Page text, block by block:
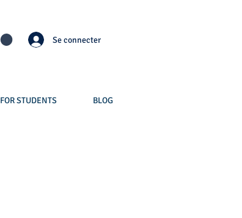
Se connecter
FOR STUDENTS BLOG